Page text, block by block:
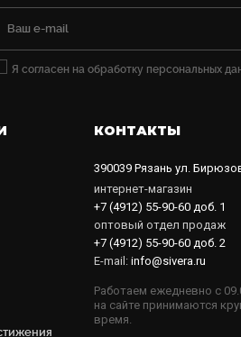
Я согласен на обработку персональных
КОНТАКТЫ
390039 Рязань ул.
интернет-магазин
+7 (4912) 55-90-60 доб. 1
оптовый отдел продаж
+7 (4912) 55-90-60 доб. 2
E-mail: info@sivera.ru
Работаем ежедневно с
на сайте принимаются
время.